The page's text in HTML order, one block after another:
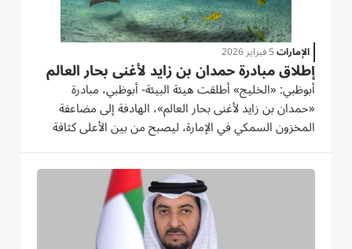
الإمارات5 فبراير 2026
إطلاق مبادرة حمدان بن زايد لأغنى بحار العالم
أبوظبي: «الخليج» أطلقت هيئة البيئة- أبوظبي، مبادرة
«حمدان بن زايد لأغنى بحار العالم»، الهادفة إلى مضاعفة
المخزون السمكي في الإمارة، ليصبح من بين الأعلى كثافة
في العالم بحلول عام 2030، خلال اجتماع المجالس العالمية
لأهداف التنمية المستدامة، على هامش فعاليات القمة